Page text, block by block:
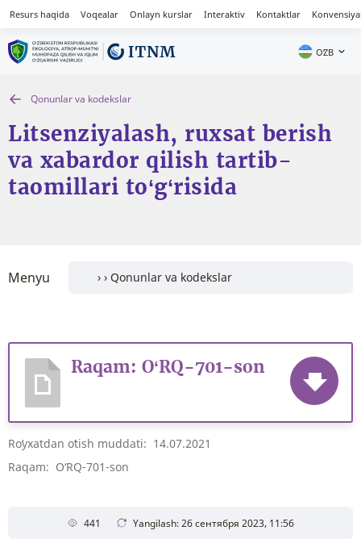
Resurs haqida Voqealar Onlayn kurslar Interaktiv Kontaktlar
OʻZB
Qonunlar va kodekslar
Litsenziyalash, ruxsat berish
va xabardor qilish tartib-
taomillari to‘g‘risida
Menyu
Raqam: O‘RQ-701-son
Roʻyxatdan oʻtish muddati: 14.07.2021
Raqam: O‘RQ-701-son
441 Yangilash: 26 сентября 2023, 11:56